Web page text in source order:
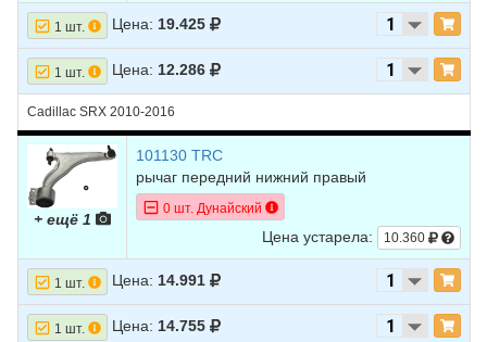
1 шт. Цена: 19.425
1 шт. Цена: 12.286
Cadillac SRX 2010-2016
+ ещё 1
101130 TRC
рычаг передний нижний правый
0 шт. Дунайский
Цена устарела: 10.360
1 шт. Цена: 14.991
1 шт. Цена: 14.755